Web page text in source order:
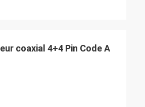
coaxial 4+4 Pin Code A